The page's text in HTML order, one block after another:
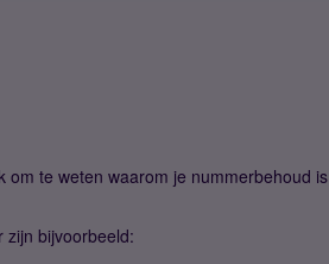
om te weten waarom je nummerbehoud is
zijn bijvoorbeeld: